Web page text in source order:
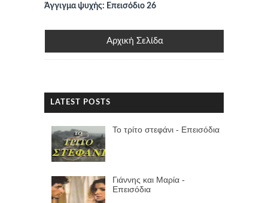
Άγγιγμα ψυχής: Επεισόδιο 26
Αρχική Σελίδα
LATEST POSTS
Το τρίτο στεφάνι - Επεισόδια
Γιάννης και Μαρία -
Επεισόδια